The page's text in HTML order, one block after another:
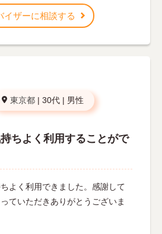
イザーに相談する
東京都 | 30代 | 男性
ちよく利用することがで
よく利用できました。感謝して
ていただきありがとうございま